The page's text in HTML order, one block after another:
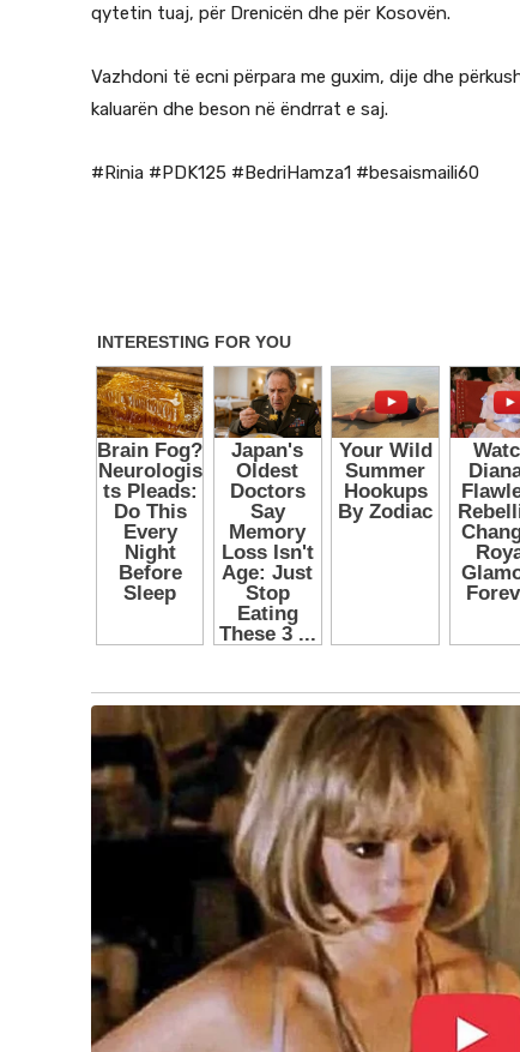
qytetin tuaj, për Drenicën dhe për Kosovën.
Vazhdoni të ecni përpara me guxim, dije dhe
kaluarën dhe beson në ëndrrat e saj.
#Rinia #PDK125 #BedriHamza1 #besaismaili60